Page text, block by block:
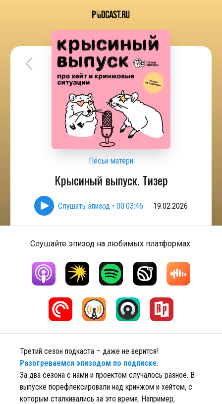
Пёсьи матери
Крысиный выпуск. Тизер
Слушать эпизод • 00:03:46 19.02.2026
Слушайте эпизод на любимых платформах:
Третий сезон подкаста – даже не верится!
Разогреваемся эпизодом по подписке.
За два сезона с нами и проектом случалось разное. В
выпуске порефлексировали над кринжом и хейтом, с
которым сталкивались за это время. Например,